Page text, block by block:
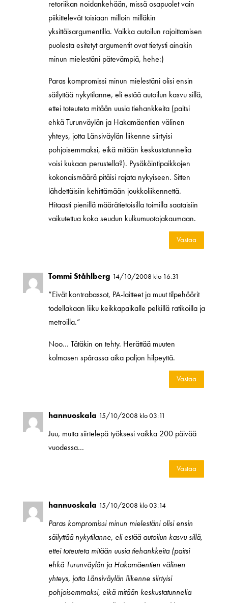
retoriikan noidankehään, missä osapuolet vain
piikittelevät toisiaan milloin milläkin
yksittäisargumentilla. Vaikka autoilun rajoittamisen
puolesta esitetyt argumentit ovat tietysti ainakin
minun mielestäni pätevämpiä, hehe:)
Paras kompromissi minun mielestäni olisi ensin
säilyttää nykytilanne, eli estää autoilun kasvu sillä,
ettei toteuteta mitään uusia tiehankkeita (paitsi
ehkä Turunväylän ja Hakamäentien välinen
yhteys, jotta Länsiväylän liikenne siirtyisi
pohjoisemmaksi, eikä mitään keskustatunnelia
voisi kukaan perustella?). Pysäköintipaikkojen
kokonaismäärä pitäisi rajata nykyiseen. Sitten
lähdettäisiin kehittämään joukkoliikennettä.
Hitaasti pienillä määrätietoisilla toimilla saataisiin
vaikutettua koko seudun kulkumuotojakaumaan.
Vastaa
Tommi Ståhlberg 14/10/2008 klo 16:31
”Eivät kontrabassot, PA-laitteet ja muut tilpehöörit
todellakaan liiku keikkapaikalle pelkillä ratikoilla ja
metroilla.”
Noo… Tätäkin on tehty. Herättää muuten
kolmosen spårassa aika paljon hilpeyttä.
Vastaa
hannuoskala 15/10/2008 klo 03:11
Juu, mutta siirtelepä työksesi vaikka 200 päivää
vuodessa…
Vastaa
hannuoskala 15/10/2008 klo 03:14
Paras kompromissi minun mielestäni olisi ensin
säilyttää nykytilanne, eli estää autoilun kasvu sillä,
ettei toteuteta mitään uusia tiehankkeita (paitsi
ehkä Turunväylän ja Hakamäentien välinen
yhteys, jotta Länsiväylän liikenne siirtyisi
pohjoisemmaksi, eikä mitään keskustatunnelia